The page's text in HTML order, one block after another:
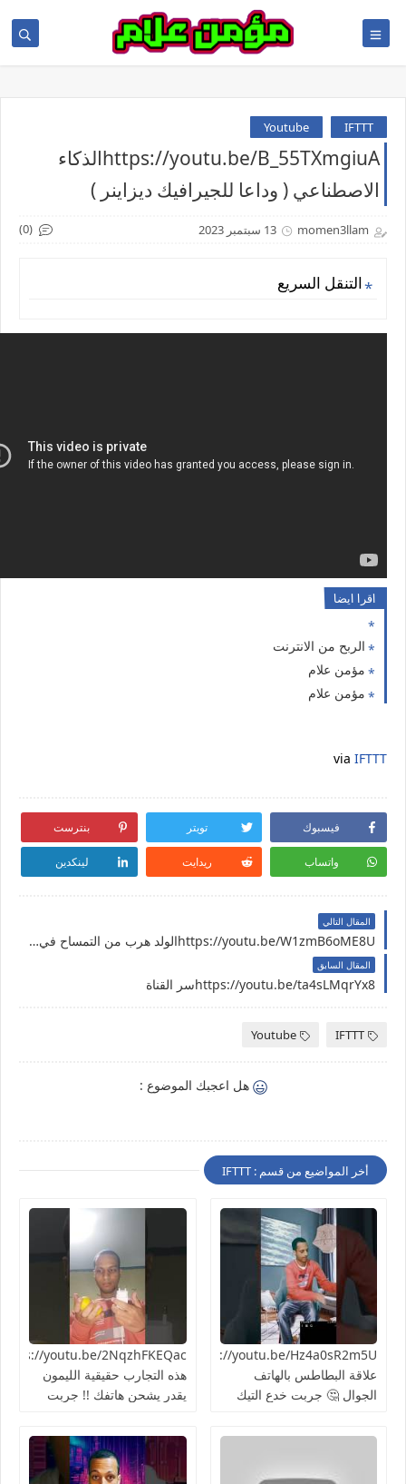
IFTTT
Youtube
https://youtu.be/B_55TXmgiuAالذكاء
الاصطناعي ( وداعا للجيرافيك ديزاينر )
momen3llam 13 سبتمبر 2023 (0)
التنقل السريع
اقرا ايضا
الربح من الانترنت
مؤمن علام
مؤمن علام
via IFTTT
فيسبوك تويتر بنترست
واتساب ريدايت لينكدين
المقال التالي
https://youtu.be/W1zmB6oME8Uالولد هرب من التمساح في الادغال | مواقف مضحكة للاطفال
المقال السابق
https://youtu.be/ta4sLMqrYx8سر القناة
IFTTT
Youtube
هل اعجبك الموضوع :
أخر المواضيع من قسم : IFTTT
https://youtu.be/Hz4a0sR2m5Uما
علاقة البطاطس بالهاتف
الجوال 🤔 جربت خدع التيك
هذه التجارب حقيقية الليمون
يقدر يشحن هاتفك !! جربت